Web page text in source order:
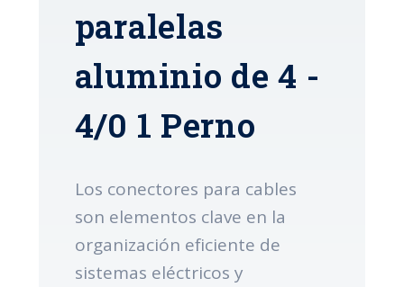
paralelas
aluminio de 4 -
4/0 1 Perno
Los conectores para cables
son elementos clave en la
organización eficiente de
sistemas eléctricos y